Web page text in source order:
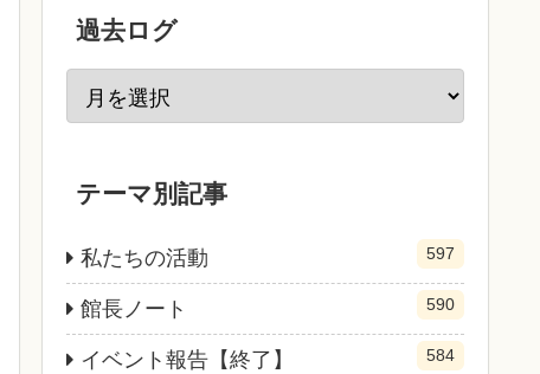
過去ログ
テーマ別記事
私たちの活動 597
館長ノート 590
イベント報告【終了】 584